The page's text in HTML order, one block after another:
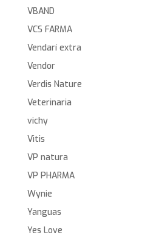
VBAND
VCS FARMA
Vendarí extra
Vendor
Verdis Nature
Veterinaria
vichy
Vitis
VP natura
VP PHARMA
Wynie
Yanguas
Yes Love